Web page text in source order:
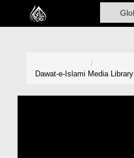
Home
Dawat-e-Islami Media Library